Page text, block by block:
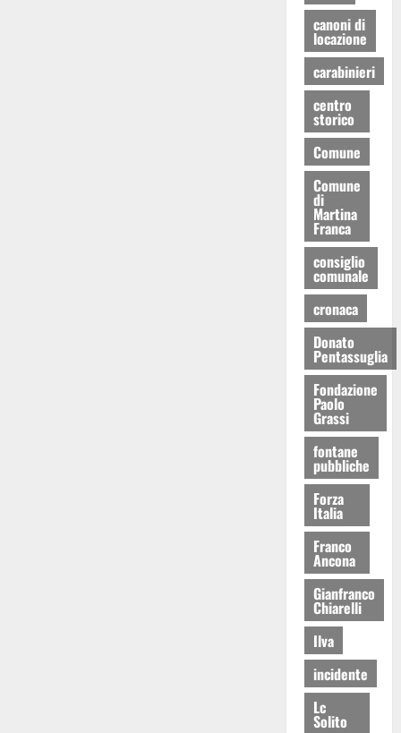
canoni di
locazione
carabinieri
centro
storico
Comune
Comune
di
Martina
Franca
consiglio
comunale
cronaca
Donato
Pentassuglia
Fondazione
Paolo
Grassi
fontane
pubbliche
Forza
Italia
Franco
Ancona
Gianfranco
Chiarelli
Ilva
incidente
Lc
Solito